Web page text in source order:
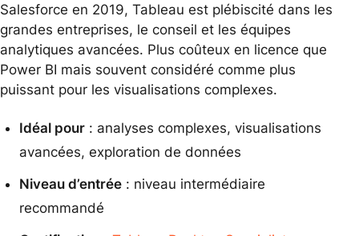
Salesforce en 2019, Tableau est plébiscité dans les
grandes entreprises, le conseil et les équipes
analytiques avancées. Plus coûteux en licence que
Power BI mais souvent considéré comme plus
puissant pour les visualisations complexes.
Idéal pour : analyses complexes, visualisations
avancées, exploration de données
Niveau d’entrée : niveau intermédiaire
recommandé